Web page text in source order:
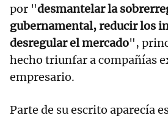
por "desmantelar la
gubernamental, reducir los
desregular el mercado",
hecho triunfar a compañías
empresario.
Parte de su escrito aparecía